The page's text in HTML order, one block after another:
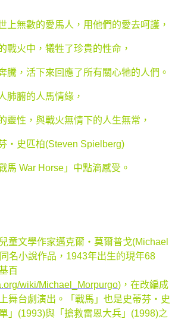
上無數的愛馬人，用他們的愛去呵護，
戰火中，犧牲了珍貴的性命，
騰，活下來回應了所有關心牠的人們。
肺腑的人馬情緣，
靈性，與戰火無情下的人生無常，
‧史匹柏(Steven Spielberg)
馬 War Horse」中點滴感受。
文學作家邁克爾‧莫爾普戈(Michael
名小說作品，1943年出生的現年68
百
wiki/Michael_Morpurgo)，在改編成
舞台劇演出。「 戰馬」也是史蒂芬‧史
」(1993)與「搶救雷恩大兵」(1998)之